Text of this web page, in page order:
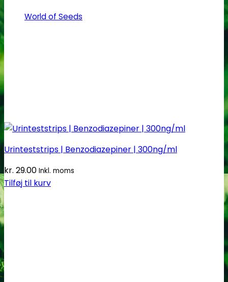
World of Seeds
Urinteststrips | Benzodiazepiner | 300ng/ml
kr. 29.00 Inkl. moms
Tilføj til kurv